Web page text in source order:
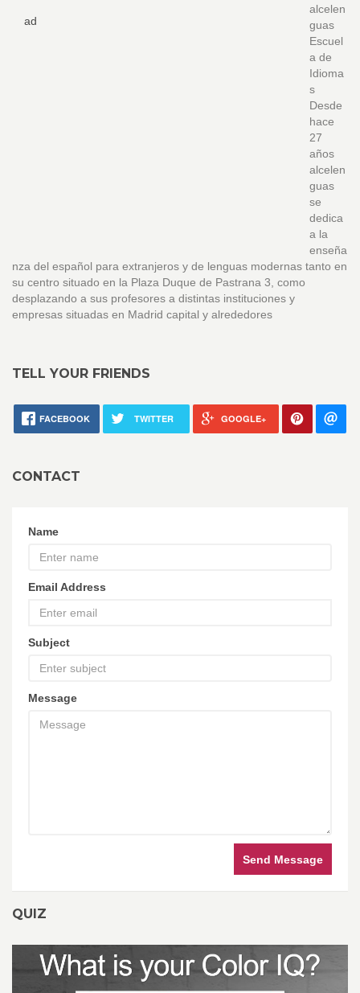
ad
alcelen
guas
Escuel
a de
Idioma
s
Desde
hace
27
años
alcelen
guas
se
dedica
a la
enseña
nza del español para extranjeros y de lenguas modernas tanto en
su centro situado en la Plaza Duque de Pastrana 3, como
desplazando a sus profesores a distintas instituciones y
empresas situadas en Madrid capital y alrededores
TELL YOUR FRIENDS
FACEBOOK TWITTER GOOGLE+
CONTACT
Name
Email Address
Subject
Message
Send Message
QUIZ